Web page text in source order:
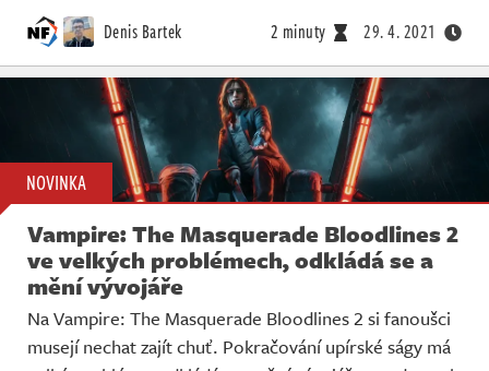
Denis Bartek 2 minuty 29. 4. 2021
NOVINKA
Vampire: The Masquerade Bloodlines 2
ve velkých problémech, odkládá se a
mění vývojáře
Na Vampire: The Masquerade Bloodlines 2 si fanoušci
musejí nechat zajít chuť. Pokračování upírské ságy má